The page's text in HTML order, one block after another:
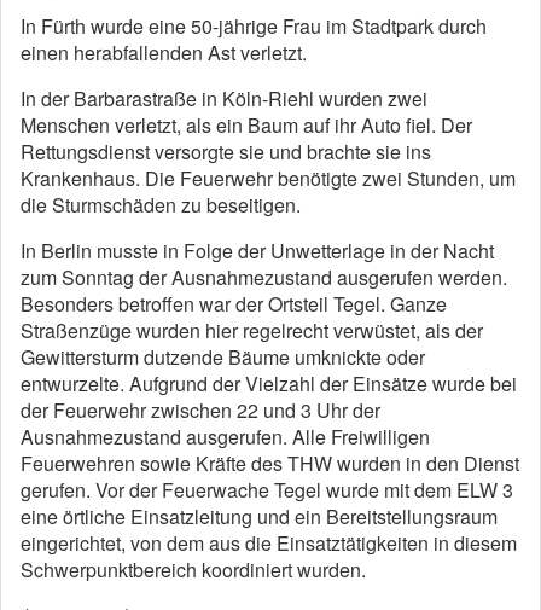
In Fürth wurde eine 50-jährige Frau im Stadtpark durch
einen herabfallenden Ast verletzt.
In der Barbarastraße in Köln-Riehl wurden zwei
Menschen verletzt, als ein Baum auf ihr Auto fiel. Der
Rettungsdienst versorgte sie und brachte sie ins
Krankenhaus. Die Feuerwehr benötigte zwei Stunden, um
die Sturmschäden zu beseitigen.
In Berlin musste in Folge der Unwetterlage in der Nacht
zum Sonntag der Ausnahmezustand ausgerufen werden.
Besonders betroffen war der Ortsteil Tegel. Ganze
Straßenzüge wurden hier regelrecht verwüstet, als der
Gewittersturm dutzende Bäume umknickte oder
entwurzelte. Aufgrund der Vielzahl der Einsätze wurde bei
der Feuerwehr zwischen 22 und 3 Uhr der
Ausnahmezustand ausgerufen. Alle Freiwilligen
Feuerwehren sowie Kräfte des THW wurden in den Dienst
gerufen. Vor der Feuerwache Tegel wurde mit dem ELW 3
eine örtliche Einsatzleitung und ein Bereitstellungsraum
eingerichtet, von dem aus die Einsatztätigkeiten in diesem
Schwerpunktbereich koordiniert wurden.